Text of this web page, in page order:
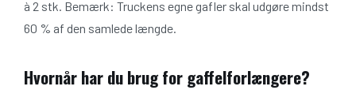
à 2 stk. Bemærk: Truckens egne gafler skal udgøre mindst
60 % af den samlede længde.
Hvornår har du brug for gaffelforlængere?